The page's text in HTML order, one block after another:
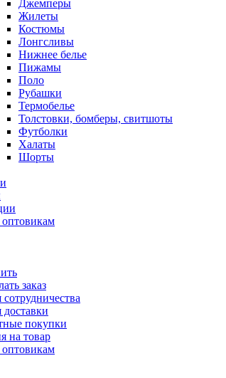
Джемперы
Жилеты
Костюмы
Лонгсливы
Нижнее белье
Пижамы
Поло
Рубашки
Термобелье
Толстовки, бомберы, свитшоты
Футболки
Халаты
Шорты
заказ
сотрудничества
доставки
покупки
на товар